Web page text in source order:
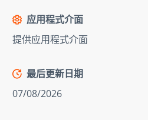
应用程式介面
提供应用程式介面
最后更新日期
07/08/2026